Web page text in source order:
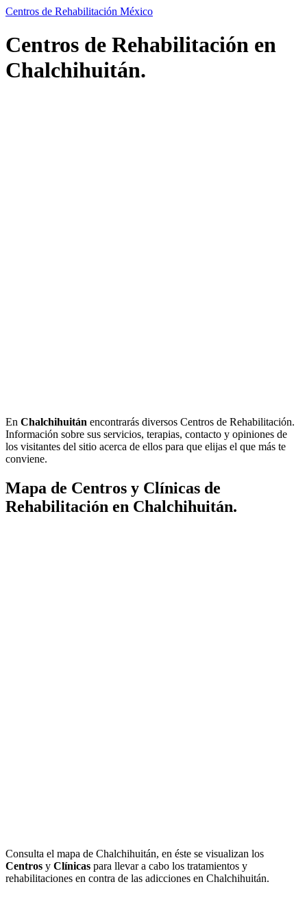
Centros de Rehabilitación México
Centros de Rehabilitación en
Chalchihuitán.
En Chalchihuitán encontrarás diversos Centros de Rehabilitación.
Información sobre sus servicios, terapias, contacto y opiniones de
los visitantes del sitio acerca de ellos para que elijas el que más te
conviene.
Mapa de Centros y Clínicas de
Rehabilitación en Chalchihuitán.
Consulta el mapa de Chalchihuitán, en éste se visualizan los
Centros y Clínicas para llevar a cabo los tratamientos y
rehabilitaciones en contra de las adicciones en Chalchihuitán.